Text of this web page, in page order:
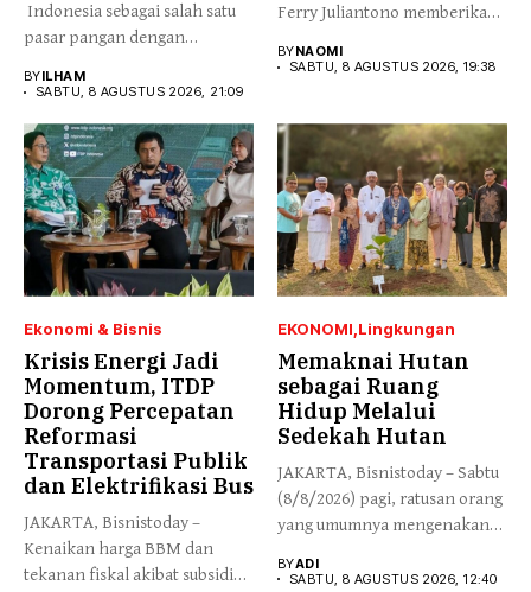
Indonesia sebagai salah satu
pasar pangan dengan
BYILHAM
SABTU, 8 AGUSTUS 2026, 21:09
Ferry Juliantono memberikan
BYNAOMI
SABTU, 8 AGUSTUS 2026, 19:38
Ekonomi & Bisnis
Krisis Energi Jadi
Momentum, ITDP
Dorong Percepatan
Reformasi
Transportasi Publik
dan Elektrifikasi Bus
JAKARTA, Bisnistoday –
Kenaikan harga BBM dan
tekanan fiskal akibat subsidi
EKONOMI Lingkungan
Memaknai Hutan
sebagai Ruang
Hidup Melalui
Sedekah Hutan
JAKARTA, Bisnistoday – Sabtu
(8/8/2026) pagi, ratusan orang
yang umumnya mengenakan
BYADI
SABTU, 8 AGUSTUS 2026, 12:40